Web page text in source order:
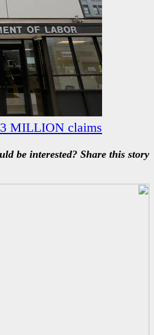
3 MILLION claims
be interested? Share this story!